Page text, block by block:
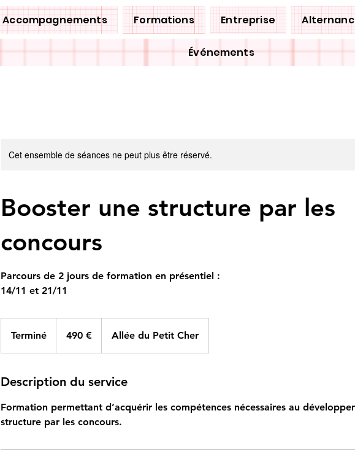
Accompagnements Formations Entreprise
Événements
Cet ensemble de séances ne peut plus être réservé.
Booster une structure par les
concours
Parcours de 2 jours de formation en présentiel :
14/11 et 21/11
Terminé
e
m
n
é
490 € Allée du Petit Cher
Description du service
Formation permettant d’acquérir les compétences nécessaires au
structure par les concours.